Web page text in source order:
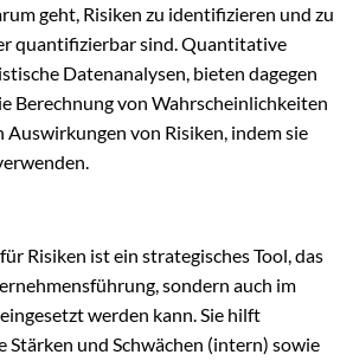
geht, Risiken zu identifizieren und zu
quantifizierbar sind. Quantitative
Datenanalysen, bieten dagegen
Berechnung von Wahrscheinlichkeiten
Auswirkungen von Risiken, indem sie
Risiken ist ein strategisches Tool, das
sondern auch im
werden kann. Sie hilft
Stärken und Schwächen (intern) sowie